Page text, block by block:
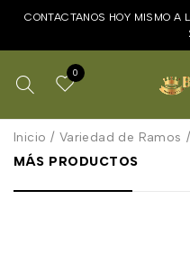
CONTACTANOS HOY MISMO A
0
Inicio / Variedad de Ramos /
MÁS PRODUCTOS